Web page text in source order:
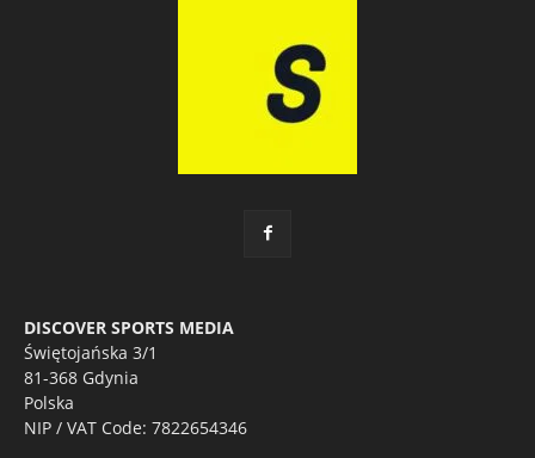
DISCOVER SPORTS MEDIA
Świętojańska 3/1
81-368 Gdynia
Polska
NIP / VAT Code: 7822654346